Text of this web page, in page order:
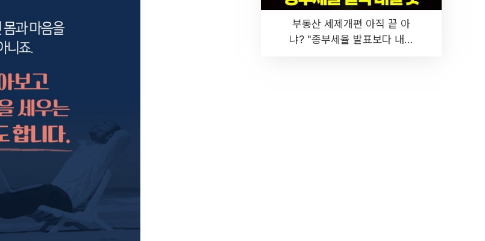
부동산 세제개편 아직 끝 아
냐? "종부세율 발표보다 내릴